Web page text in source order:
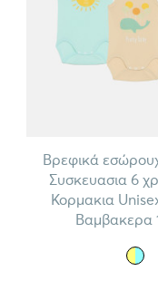
Βρεφικά
Συσκευασια 6
Κορμακια
Βαμβακερα